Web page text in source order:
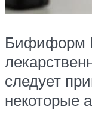
Бифиформ
следует
некоторые